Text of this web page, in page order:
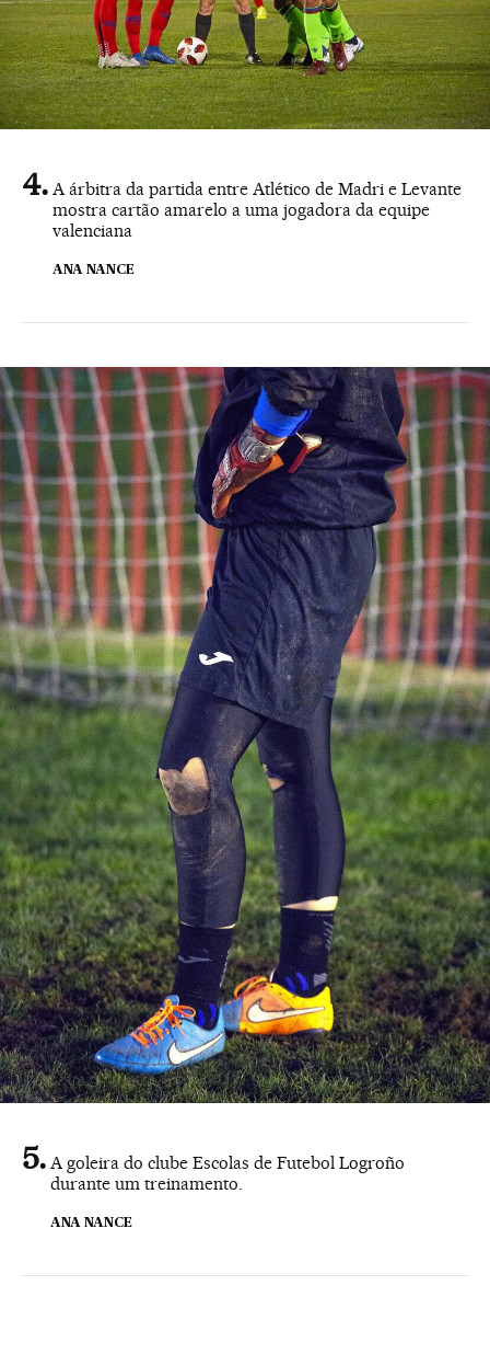
A árbitra da partida entre Atlético de Madri e Levante
mostra cartão amarelo a uma jogadora da equipe
valenciana
ANA NANCE
A goleira do clube Escolas de Futebol Logroño
durante um treinamento.
ANA NANCE